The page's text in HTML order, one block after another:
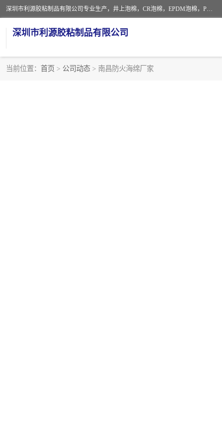
深圳市利源胶粘制品有限公司专业生产，井上泡棉，CR泡棉，EPDM泡棉，PORON泡棉厚度剖切，公差正负0.1mm，硅胶条，脚垫，异形一次成型，雕刻EVA海绵；包装材料:精密仪器、医疗器具、运输时缓冲、防震材料。建筑:住房装潢材料、房屋门窗密封；轻便、强韧性：轻便并且具有较强的韧性，良好的耐油性与耐溶剂性。隔热性：导热性低具有优越的保温性，具有的回弹性。
深圳市利源胶粘制品有限公司
当前位置： 首页 > 公司动态 > 南昌防火海绵厂家